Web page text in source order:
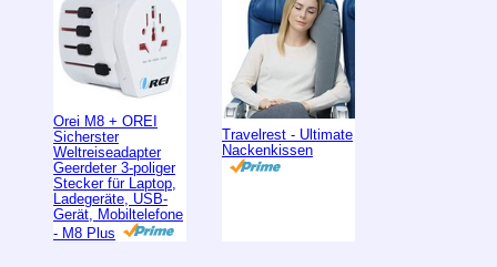
Orei M8 + OREI
Sicherster
Weltreiseadapter
Geerdeter 3-poliger
Stecker für Laptop,
Ladegeräte, USB-
Gerät, Mobiltelefone
- M8 Plus
Travelrest - Ultimate
Nackenkissen